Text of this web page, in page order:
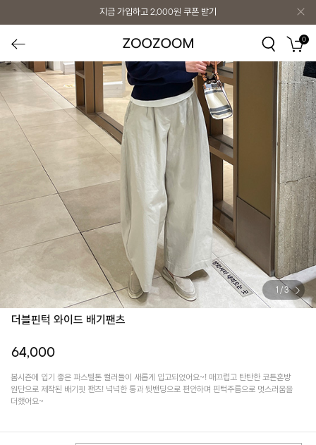
지금 가입하고 2,000원 쿠폰 받기
0
/ 3
더블핀턱 와이드 배기팬츠
64,000
봄시즌에 입기 좋은 파스텔톤 컬러들이 새롭게 입고되었어요~! 매끄럽고 탄탄한 코튼혼방
원단으로 제작된 배기핏 팬츠! 넉넉한 통과 뒷밴딩으로 편안하며 핀턱주름으로 멋스러움을
더했어요~